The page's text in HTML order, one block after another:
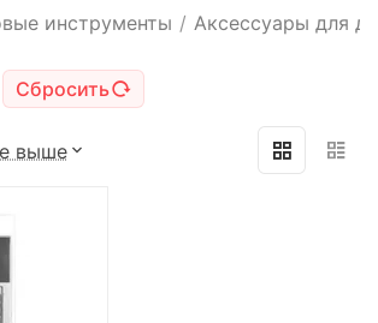
инструменты / Аксессуары для
Сбросить
выше